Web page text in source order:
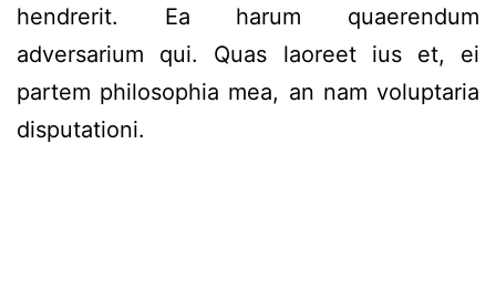
hendrerit. Ea harum quaerendum
adversarium qui. Quas laoreet ius et, ei
partem philosophia mea, an nam voluptaria
disputationi.